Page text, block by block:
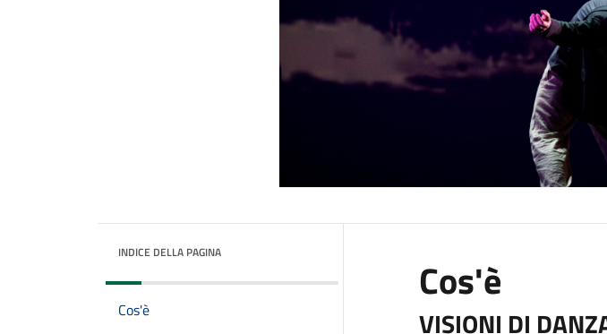
INDICE DELLA PAGINA
Cos'è
Cos'è
VISIONI DI